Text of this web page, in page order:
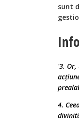
sunt
'3.
4.